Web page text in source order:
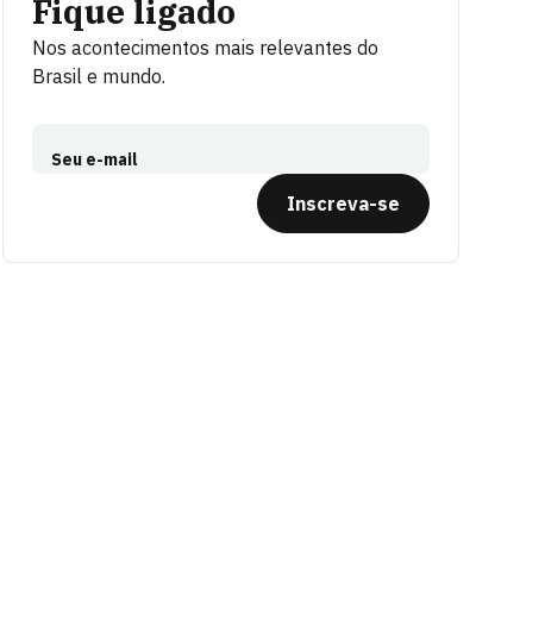
Fique ligado
Nos acontecimentos mais relevantes do
Brasil e mundo.
Seu e-mail
Inscreva-se